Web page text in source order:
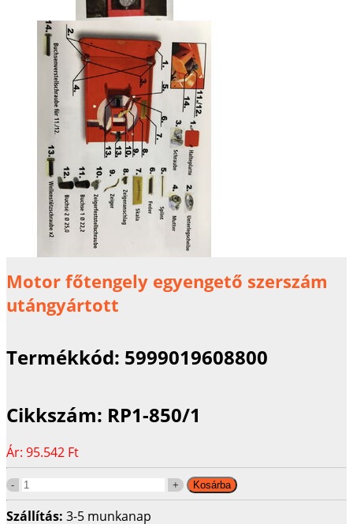
Motor főtengely egyengető szerszám
utángyártott
Termékkód: 5999019608800
Cikkszám: RP1-850/1
Ár: 95.542 Ft
Szállítás: 3-5 munkanap